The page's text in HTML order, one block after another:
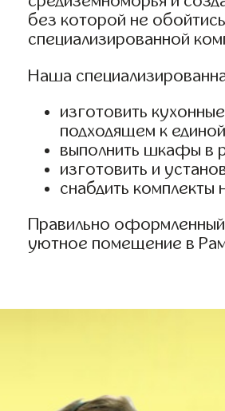
без которой не
специализированной
Наша
изготовить
подходящем к
выполнить шкафы в
изготовить и
снабдить
Правильно оформленный
уютное помещение в